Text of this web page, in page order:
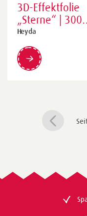
3D-Effektfolie
„Sterne“ | 300
mm × 1 m,
transparent
Heyda